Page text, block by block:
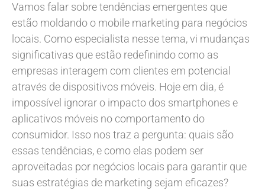
Vamos falar sobre tendências emergentes que
estão moldando o mobile marketing para negócios
locais. Como especialista nesse tema, vi mudanças
significativas que estão redefinindo como as
empresas interagem com clientes em potencial
através de dispositivos móveis. Hoje em dia, é
impossível ignorar o impacto dos smartphones e
aplicativos móveis no comportamento do
consumidor. Isso nos traz a pergunta: quais são
essas tendências, e como elas podem ser
aproveitadas por negócios locais para garantir que
suas estratégias de marketing sejam eficazes?